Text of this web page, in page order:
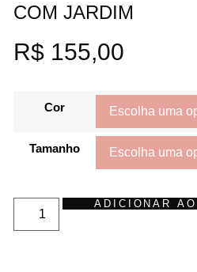
COM JARDIM
R$ 155,00
Cor
Tamanho
ADICIONAR